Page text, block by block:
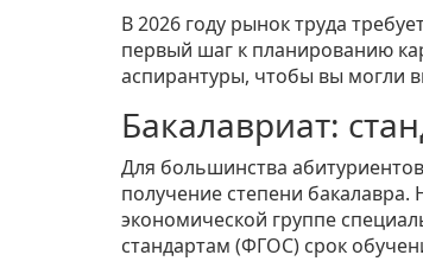
В 2026 году рынок труда
первый шаг к планированию
аспирантуры, чтобы вы могли
Бакалавриат:
Для большинства
получение степени бакалавра.
экономической группе
стандартам (ФГОС) срок